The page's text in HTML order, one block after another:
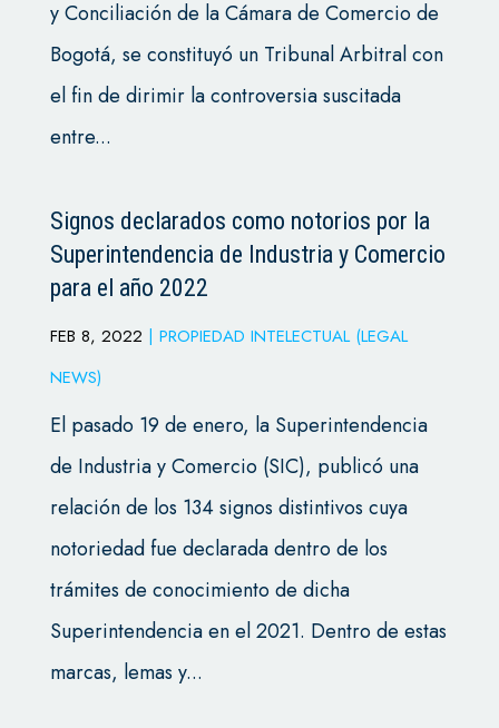
y Conciliación de la Cámara de Comercio de
Bogotá, se constituyó un Tribunal Arbitral con
el fin de dirimir la controversia suscitada
entre...
Signos declarados como notorios por la
Superintendencia de Industria y Comercio
para el año 2022
FEB 8, 2022 | PROPIEDAD INTELECTUAL (LEGAL
NEWS)
El pasado 19 de enero, la Superintendencia
de Industria y Comercio (SIC), publicó una
relación de los 134 signos distintivos cuya
notoriedad fue declarada dentro de los
trámites de conocimiento de dicha
Superintendencia en el 2021. Dentro de estas
marcas, lemas y...